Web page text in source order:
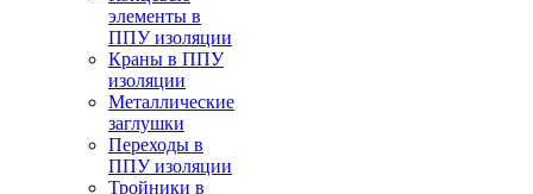
элементы в
ППУ изоляции
Краны в ППУ
изоляции
Металлические
заглушки
Переходы в
ППУ изоляции
Тройники в